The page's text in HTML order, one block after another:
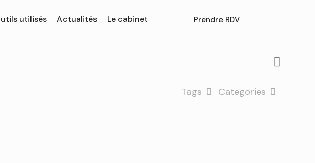
utilisés Actualités Le cabinet Prendre RDV
Categories
Tags